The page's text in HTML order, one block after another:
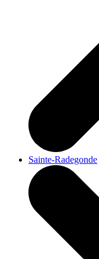
Sainte-Radegonde